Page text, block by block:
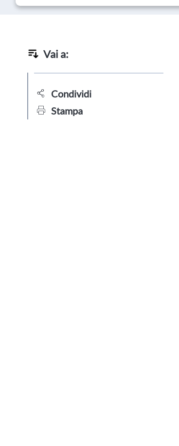
Vai a:
Condividi
Stampa